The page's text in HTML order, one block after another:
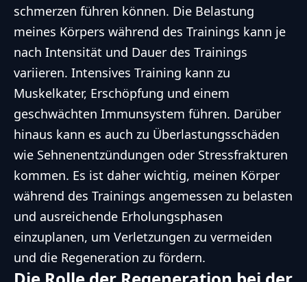
schmerzen führen können. Die Belastung
meines Körpers während des Trainings kann je
nach Intensität und Dauer des Trainings
variieren. Intensives Training kann zu
Muskelkater, Erschöpfung und einem
geschwächten Immunsystem führen. Darüber
hinaus kann es auch zu Überlastungsschäden
wie Sehnenentzündungen oder Stressfrakturen
kommen. Es ist daher wichtig, meinen Körper
während des Trainings angemessen zu belasten
und ausreichende Erholungsphasen
einzuplanen, um Verletzungen zu vermeiden
und die Regeneration zu fördern.